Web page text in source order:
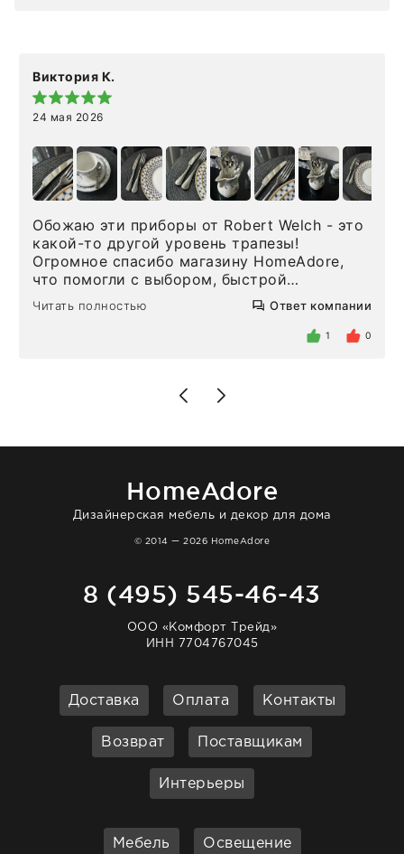
Виктория К.
24 мая 2026
Обожаю эти приборы от Robert Welch - это
какой-то другой уровень трапезы!
Огромное спасибо магазину HomeAdore,
что помогли с выбором, быстрой
доставкой и высоким сервисом. Один раз
была здесь лично, забирала чайные ложки,
внутри очень много антикварной посуды,
Позже заказывала остальные приборы -
доставили сдэком на следующий день к
отвечает очень быстро. Взаимодействием
Читать полностью Ответ компании
1 0
HomeAdore
Дизайнерская мебель и декор для дома
© 2014 — 2026 HomeAdore
8 (495) 545-46-43
ООО «Комфорт Трейд»
ИНН 7704767045
Доставка Оплата Контакты
Возврат Поставщикам
Интерьеры
Мебель Освещение